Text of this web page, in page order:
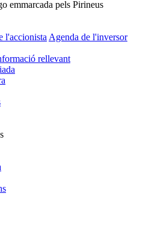
l'accionista Agenda de l'inversor
rellevant